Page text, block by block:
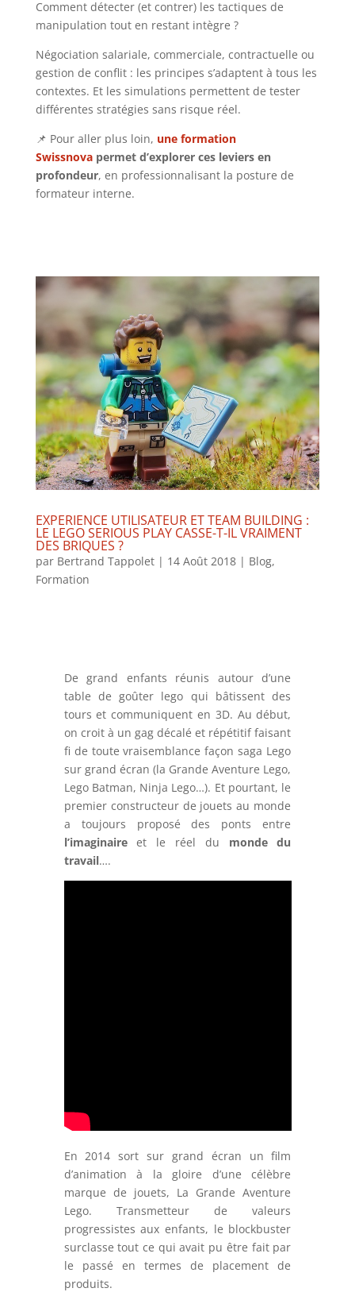
Comment détecter (et contrer) les tactiques de
manipulation tout en restant intègre ?
Négociation salariale, commerciale, contractuelle ou
gestion de conflit : les principes s’adaptent à tous les
contextes. Et les simulations permettent de tester
différentes stratégies sans risque réel.
📌 Pour aller plus loin, une formation
Swissnovapermet d’explorer ces leviers en
profondeur, en professionnalisant la posture de
formateur interne.
EXPERIENCE UTILISATEUR ET TEAM BUILDING :
LE LEGO SERIOUS PLAY CASSE-T-IL VRAIMENT
DES BRIQUES ?
par Bertrand Tappolet| 14 Août 2018| Blog,
Formation
De grand enfants réunis autour d’une
table de goûter lego qui bâtissent des
tours et communiquent en 3D. Au début,
on croit à un gag décalé et répétitif faisant
fi de toute vraisemblance façon saga Lego
sur grand écran (la Grande Aventure Lego,
Lego Batman, Ninja Lego…). Et pourtant, le
premier constructeur de jouets au monde
a toujours proposé des ponts entre
l’imaginaireet le réel du monde du
travail….
En 2014 sort sur grand écran un film
d’animation à la gloire d’une célèbre
marque de jouets, La Grande Aventure
Lego. Transmetteur de valeurs
progressistes aux enfants, le blockbuster
surclasse tout ce qui avait pu être fait par
le passé en termes de placement de
produits.